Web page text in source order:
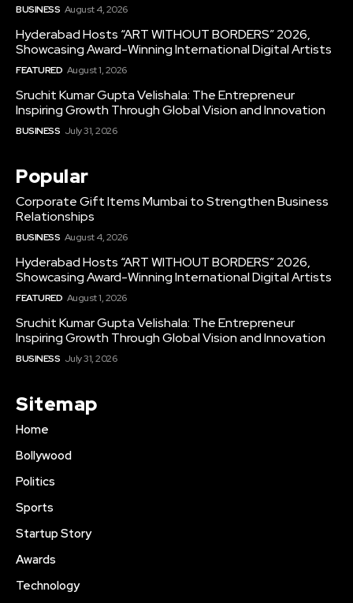
BUSINESS August 4, 2026
Hyderabad Hosts “ART WITHOUT BORDERS” 2026,
Showcasing Award-Winning International Digital Artists
FEATURED August 1, 2026
Sruchit Kumar Gupta Velishala: The Entrepreneur
Inspiring Growth Through Global Vision and Innovation
BUSINESS July 31, 2026
Popular
Corporate Gift Items Mumbai to Strengthen Business
Relationships
BUSINESS August 4, 2026
Hyderabad Hosts “ART WITHOUT BORDERS” 2026,
Showcasing Award-Winning International Digital Artists
FEATURED August 1, 2026
Sruchit Kumar Gupta Velishala: The Entrepreneur
Inspiring Growth Through Global Vision and Innovation
BUSINESS July 31, 2026
Sitemap
Home
Bollywood
Politics
Sports
Startup Story
Awards
Technology